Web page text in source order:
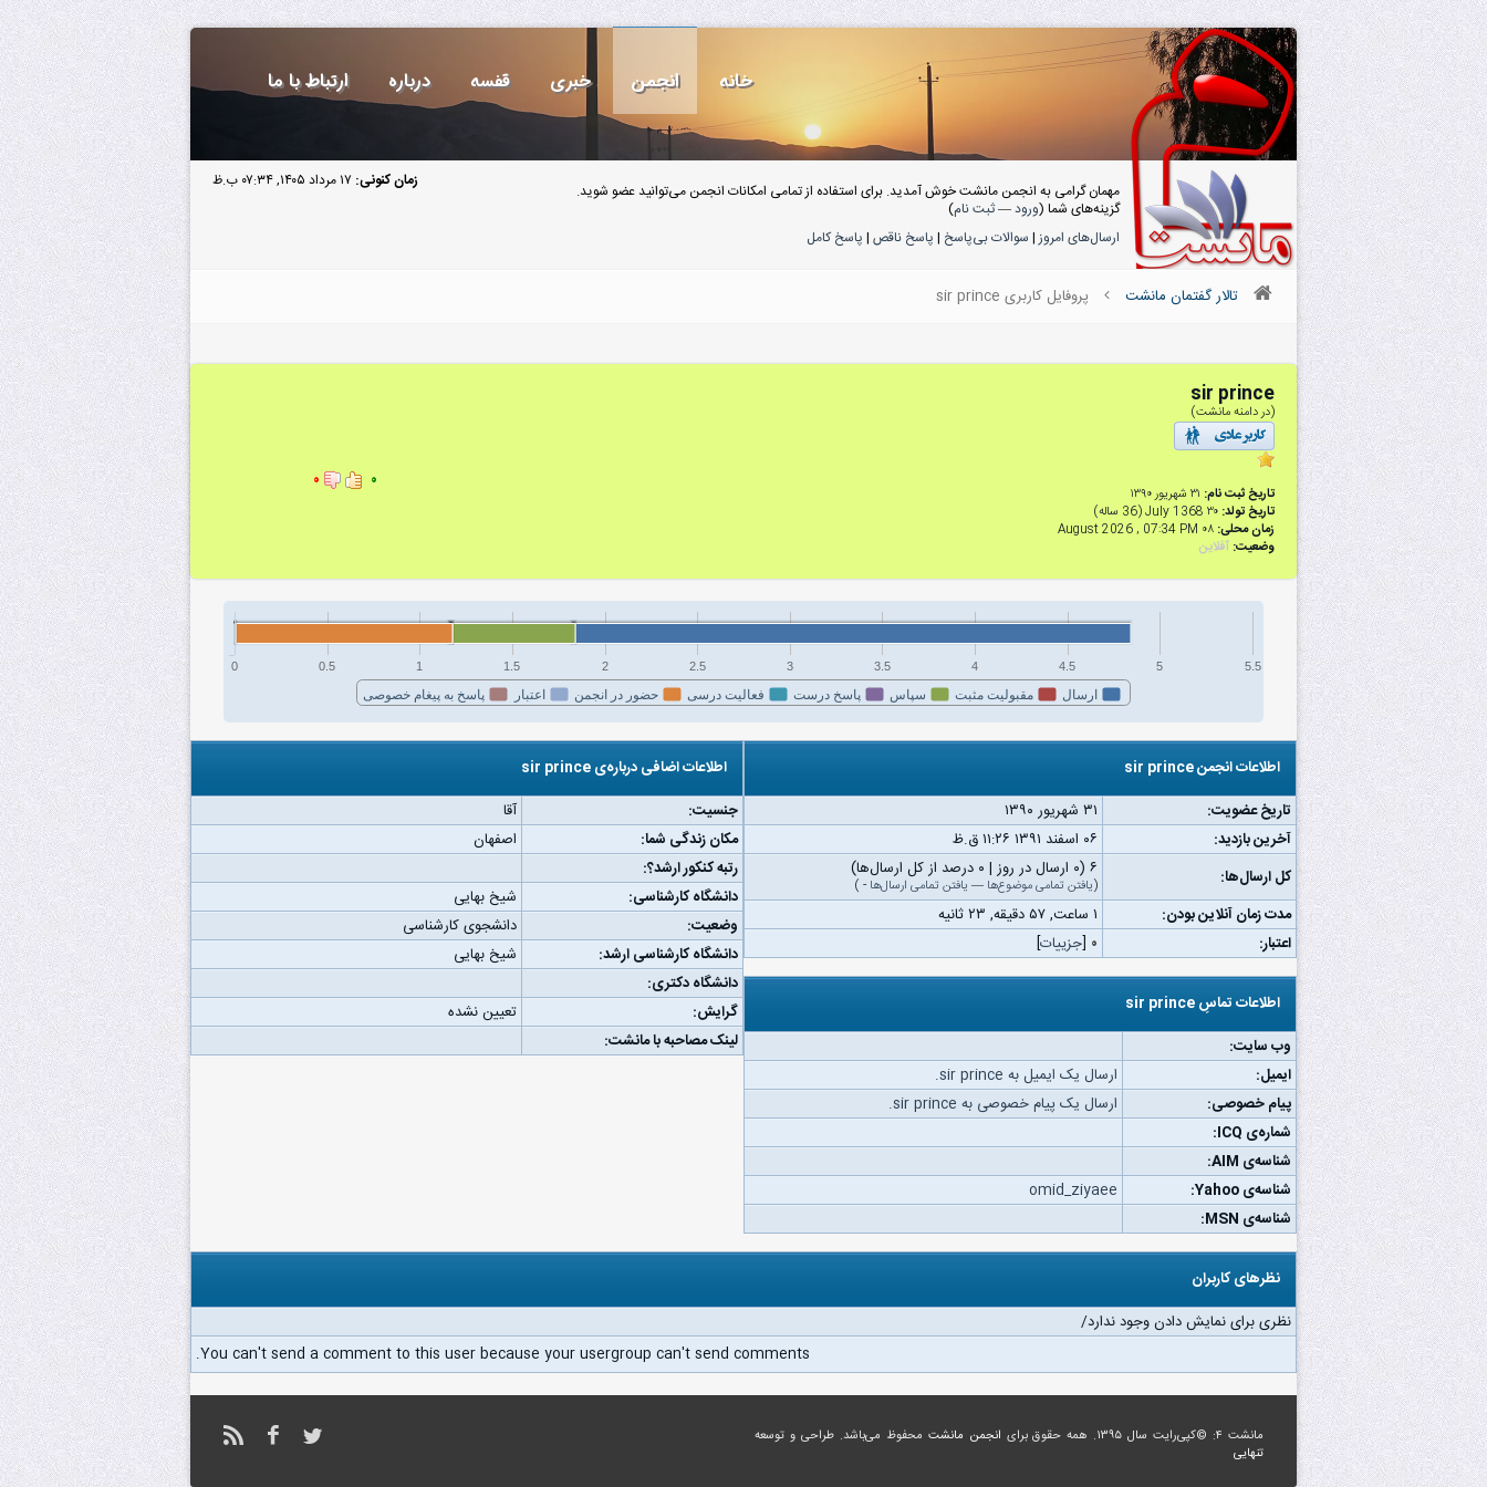
خانه انجمن خبری قفسه درباره ارتباط با ما
زمان کنونی: ۱۷ مرداد ۱۴۰۵, ۰۷:۳۴ ب.ظ
مهمان گرامی به انجمن مانشت خوش آمدید. برای استفاده از تمامی امکانات انجمن می‌توانید عضو شوید.
گزینه‌های شما (ورود—ثبت نام)
ارسال‌های امروز| سوالات بی‌پاسخ | پاسخ ناقص | پاسخ کامل
تالار گفتمان مانشت پروفایل کاربری sir prince
sir prince
(در دامنه مانشت)
تاریخ ثبت نام: ۳۱ شهریور ۱۳۹۰
تاریخ تولد: ۳۰ July 1368 (36 ساله)
زمان محلی: ۰۸ August 2026 , 07:34 PM
وضعیت: آفلاین
۰ ۰
ارسال مقبولیت مثبت سپاس پاسخ درست فعالیت درسی حضور در انجمن اعتبار پاسخ به پیغام خصوصی
0 0.5 1 1.5 2 2.5 3 3.5 4 4.5 5 5.5
اطلاعات انجمن sir prince
تاریخ عضویت:
۳۱ شهریور ۱۳۹۰
آخرین بازدید:
۰۶ اسفند ۱۳۹۱ ۱۱:۲۶ ق.ظ
کل ارسال‌ها:
۶ (۰ ارسال در روز | ۰ درصد از کل ارسال‌ها)
(یافتن تمامی موضوع‌ها — یافتن تمامی ارسال‌ها -
)
مدت زمان آنلاین بودن:
۱ ساعت, ۵۷ دقیقه, ۲۳ ثانیه
اعتبار:
۰ [جزییات]
اطلاعات تماسِ sir prince
وب‌ سایت:
ایمیل:
ارسال یک ایمیل به sir prince.
پیام خصوصی:
ارسال یک پیام خصوصی به sir prince.
شماره‌ی ICQ:
شناسه‌ی AIM:
شناسه‌ی Yahoo:
omid_ziyaee
شناسه‌ی MSN:
اطلاعات اضافی درباره‌ی sir prince
جنسیت:
آقا
مکان زندگی شما:
اصفهان
رتبه کنکور ارشد؟:
دانشگاه کارشناسی:
شیخ بهایی
وضعیت:
دانشجوی کارشناسی
دانشگاه کارشناسی ارشد:
شیخ بهایی
دانشگاه دکتری:
گرایش:
تعیین نشده
لینک مصاحبه با مانشت:
نظرهای کاربران
نظری برای نمایش دادن وجود ندارد/
You can't send a comment to this user because your usergroup can't send comments.
مانشت ۴: ©کپی‌رایت سال ۱۳۹۵. همه حقوق برای انجمن مانشت محفوظ می‌باشد. طراحی و توسعه
تنهایی